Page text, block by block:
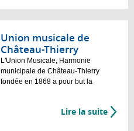
Union musicale de
Château-Thierry
L'Union Musicale, Harmonie
municipale de Château-Thierry
fondée en 1868 a pour but la
Lire la suite